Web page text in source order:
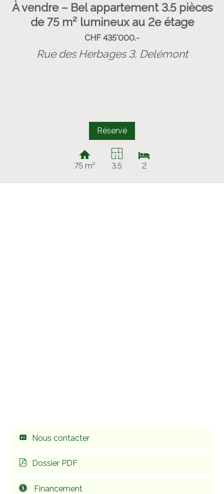
À vendre – Bel appartement 3.5 pièces
de 75 m² lumineux au 2e étage
CHF 435'000.-
Rue des Herbages 3, Delémont
Réservé
75 m² 3.5 2
Nous contacter
Dossier PDF
Financement